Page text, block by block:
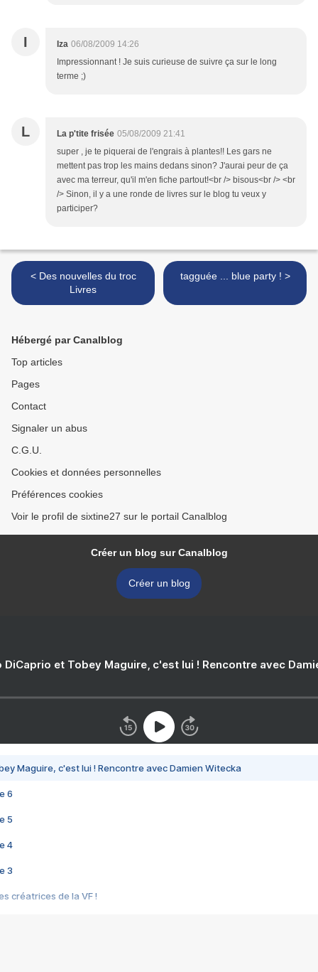
I Iza 06/08/2009 14:26
Impressionnant ! Je suis curieuse de suivre ça sur le long
terme ;)
L La p'tite frisée 05/08/2009 21:41
super , je te piquerai de l'engrais à plantes!! Les gars ne
mettent pas trop les mains dedans sinon? J'aurai peur de ça
avec ma terreur, qu'il m'en fiche partout!<br /> bisous<br /> <br
/> Sinon, il y a une ronde de livres sur le blog tu veux y
participer?
< Des nouvelles du troc
Livres
tagguée ... blue party ! >
Hébergé par Canalblog
Top articles
Pages
Contact
Signaler un abus
C.G.U.
Cookies et données personnelles
Préférences cookies
Voir le profil de sixtine27 sur le portail Canalblog
Créer un blog sur Canalblog
Créer un blog
DiCaprio et Tobey Maguire, c'est lui ! Rencontre avec
Maguire, c'est lui ! Rencontre avec Damien Witecka
6
5
4
3
créatrices de la VF !